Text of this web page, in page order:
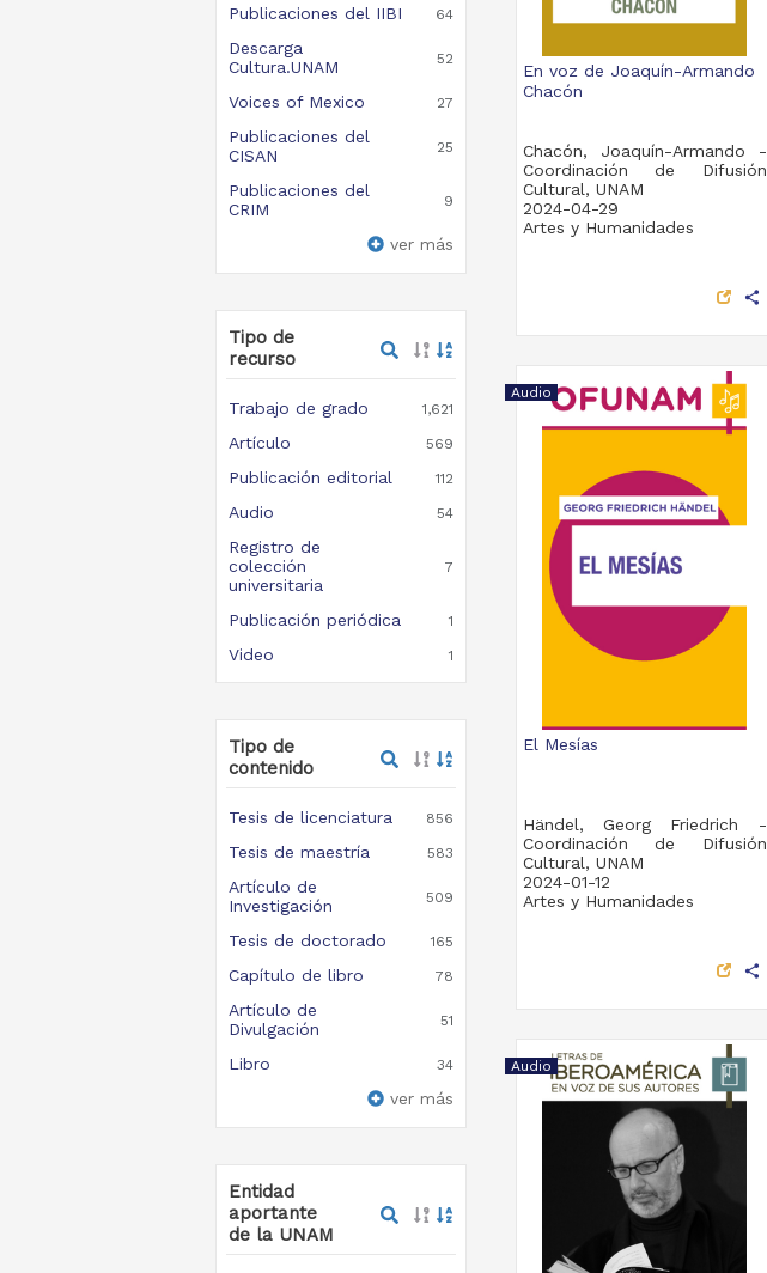
Publicaciones del IIBI 64
Descarga
Cultura.UNAM
52
Voices of Mexico 27
Publicaciones del
CISAN
25
Publicaciones del
CRIM
9
ver más
Tipo de
recurso
Trabajo de grado 1,621
Artículo 569
Publicación editorial 112
Audio 54
Registro de
colección
universitaria
7
Publicación periódica 1
Video 1
Tipo de
contenido
Tesis de licenciatura 856
Tesis de maestría 583
Artículo de
Investigación
509
Tesis de doctorado 165
Capítulo de libro 78
Artículo de
Divulgación
51
Libro 34
ver más
Entidad
aportante
de la UNAM
En voz de Joaquín-Armando
Chacón
Chacón, Joaquín-Armando -
Coordinación de Difusión
Cultural, UNAM
2024-04-29
Artes y Humanidades
share
Audio
El Mesías
Händel, Georg Friedrich -
Coordinación de Difusión
Cultural, UNAM
2024-01-12
Artes y Humanidades
share
Audio